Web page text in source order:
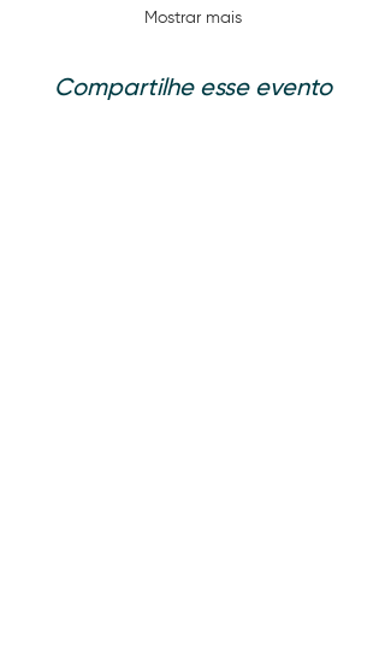
Mostrar mais
Compartilhe esse evento